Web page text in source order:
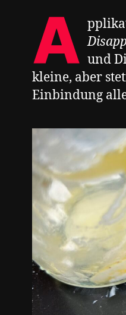
A und
kleine, aber
Einbindung